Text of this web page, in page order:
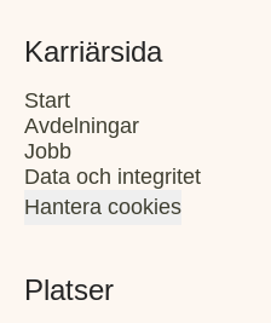
Karriärsida
Start
Avdelningar
Jobb
Data och integritet
Hantera cookies
Platser